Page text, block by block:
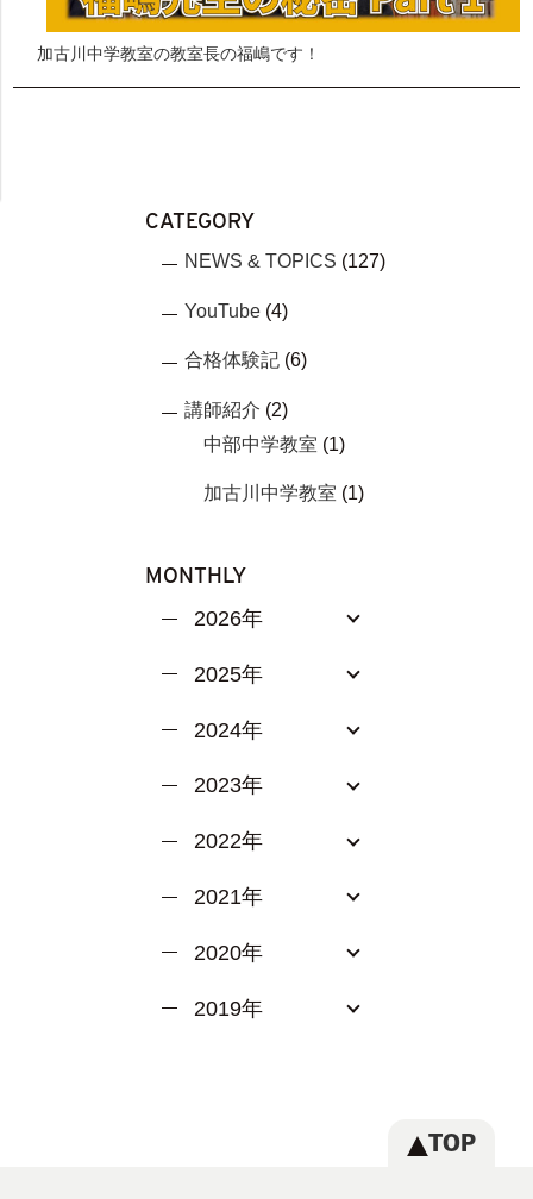
加古川中学教室の教室長の福嶋です！
CATEGORY
NEWS & TOPICS (127)
YouTube (4)
合格体験記 (6)
講師紹介 (2)
中部中学教室 (1)
加古川中学教室 (1)
MONTHLY
2026年
2025年
2024年
2023年
2022年
2021年
2020年
2019年
TOP